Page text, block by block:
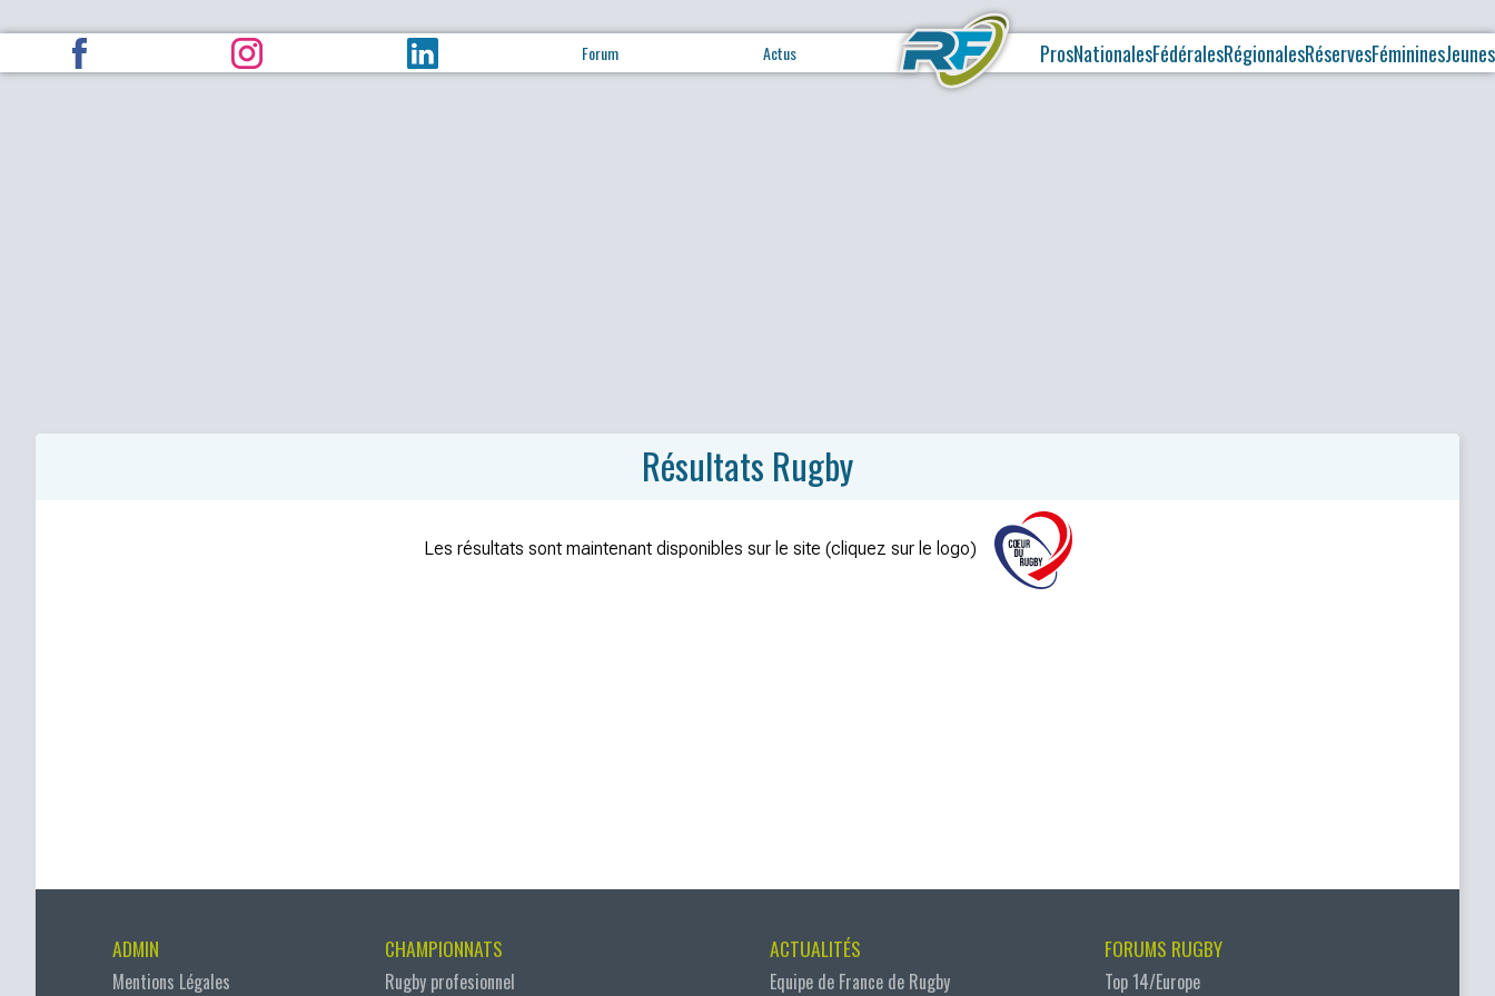
Forum Actus ProsNationalesFédéralesRégionalesRéservesFémininesJeunes
Résultats Rugby
Les résultats sont maintenant disponibles sur le site (cliquez sur le logo)
ADMIN
Mentions Légales
CHAMPIONNATS
Rugby profesionnel
ACTUALITÉS
Equipe de France de Rugby
FORUMS RUGBY
Top 14/Europe